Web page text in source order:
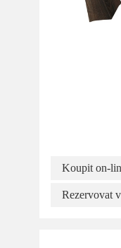
Koupit on-
Rezervovat